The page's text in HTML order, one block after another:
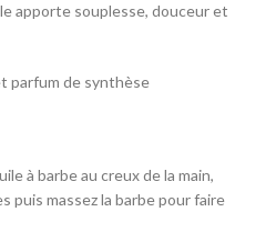
apporte souplesse, douceur et
parfum de synthèse
à barbe au creux de la main,
puis massez la barbe pour faire